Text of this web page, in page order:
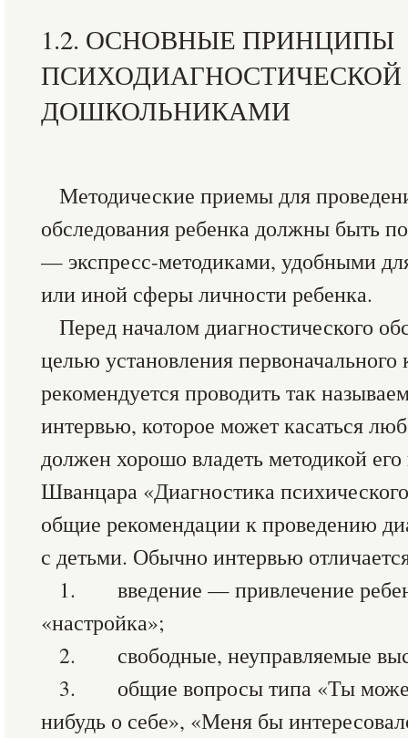
1.2. ОСНОВНЫЕ ПРИНЦИПЫ
ПСИХОДИАГНОСТИЧЕСКОЙ
ДОШКОЛЬНИКАМИ
Методические приемы для
обследования ребенка должны быть
— экспресс-методиками, удобными
или иной сферы личности ребенка.
Перед началом диагностического
целью установления первоначального
рекомендуется проводить так
интервью, которое может касаться
должен хорошо владеть методикой
Шванцара «Диагностика
общие рекомендации к проведению
с детьми. Обычно интервью
1. введение — привлечение
«настройка»;
2. свободные, неуправляемые
3. общие вопросы типа «Ты
нибудь о себе», «Меня бы